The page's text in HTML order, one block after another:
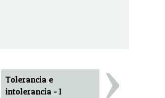
Tolerancia e
intolerancia - I
›